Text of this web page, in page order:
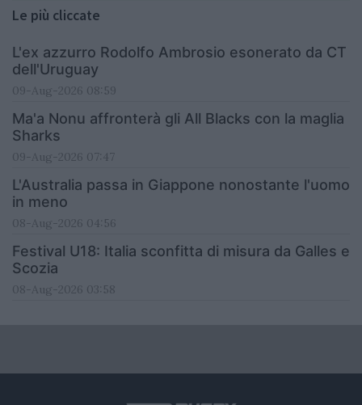
Le più cliccate
L'ex azzurro Rodolfo Ambrosio esonerato da CT
dell'Uruguay
09-Aug-2026 08:59
Ma'a Nonu affronterà gli All Blacks con la maglia
Sharks
09-Aug-2026 07:47
L'Australia passa in Giappone nonostante l'uomo
in meno
08-Aug-2026 04:56
Festival U18: Italia sconfitta di misura da Galles e
Scozia
08-Aug-2026 03:58